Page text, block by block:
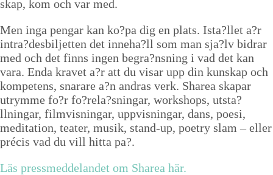
skap, kom och var med.
Men inga pen­gar kan ko?pa dig en plats. Ista?llet a?r
intra?desbiljetten det inneha?ll som man sja?lv bidrar
med och det finns ingen begra?nsning i vad det kan
vara. Enda kravet a?r att du vis­ar upp din kun­skap och
kom­pe­tens, snarare a?n andras verk. Sharea ska­par
utrymme fo?r fo?rela?sningar, work­shops, utsta?
llningar, filmvis­ningar, uppvis­ningar, dans, poe­si,
med­i­ta­tion, teater, musik, stand-up, poet­ry slam – eller
pré­cis vad du vill hit­ta pa?.
Läs pressmed­de­landet om Sharea här.